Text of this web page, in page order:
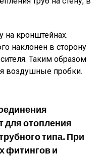
на кронштейнах.
наклонен в сторону
Таким образом
воздушные пробки.
для отопления
типа. При
фитингов и